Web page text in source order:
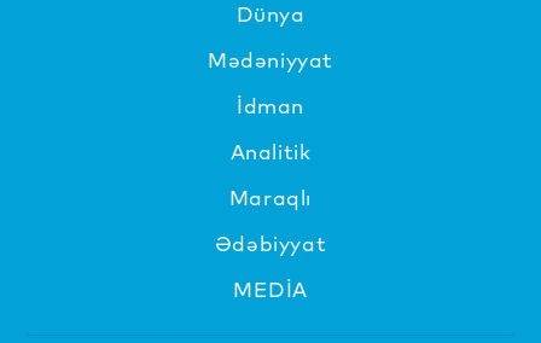
Dünya
Mədəniyyat
İdman
Analitik
Maraqlı
Ədəbiyyat
MEDİA